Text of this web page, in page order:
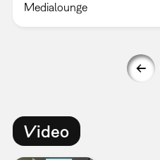
Medialounge
Video